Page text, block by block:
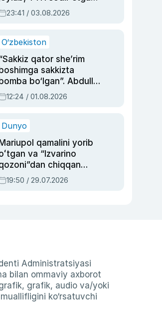
sud hukmi o‘qildi
23:41 / 03.08.2026
O‘zbekiston
qator she’rim
boshimga sakkizta
bomba bo‘lgan”. Abdulla
siyosiy
ayblovlardan asrab
12:24 / 01.08.2026
Dunyo
Mariupol qamalini yorib
va “Izvarino
chiqqan
— Ukraina
armiyasi bosh
19:50 / 29.07.2026
Administratsiyasi
bilan ommaviy axborot
grafik, audio va/yoki
ko‘rsatuvchi